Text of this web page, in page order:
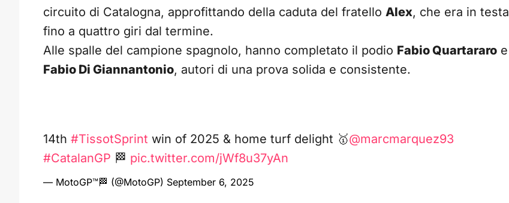
circuito di Catalogna, approfittando della caduta del fratello Alex, che era in testa
fino a quattro giri dal termine.
Alle spalle del campione spagnolo, hanno completato il podio Fabio Quartararo e
Fabio Di Giannantonio, autori di una prova solida e consistente.
14th #TissotSprint win of 2025 & home turf delight 🥇@marcmarquez93
#CatalanGP 🏁 pic.twitter.com/jWf8u37yAn
— MotoGP™🏁 (@MotoGP) September 6, 2025